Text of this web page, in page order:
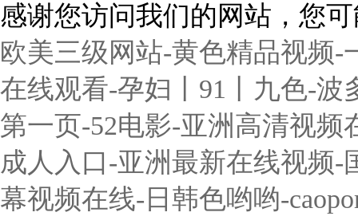
感谢您访问我们的网站，您
欧美三级网站-黄色精品视频-
在线观看-孕妇丨91丨九色-
第一页-52电影-亚洲高清视
成人入口-亚洲最新在线视频-
幕视频在线-日韩色哟哟-